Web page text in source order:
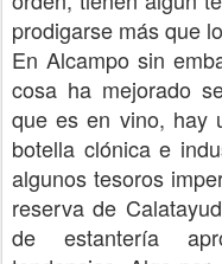
prodigarse más que
En Alcampo sin
cosa ha mejorado
que es en vino, hay
botella clónica e
algunos tesoros
reserva de
de estantería